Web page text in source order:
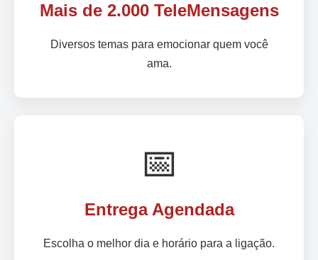
Mais de 2.000 TeleMensagens
Diversos temas para emocionar quem você
ama.
📅
Entrega Agendada
Escolha o melhor dia e horário para a ligação.